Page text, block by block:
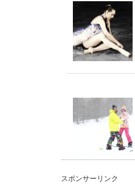
スポンサーリンク